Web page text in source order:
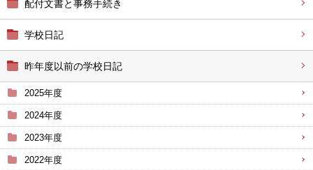
配付文書と事務手続き
学校日記
昨年度以前の学校日記
2025年度
2024年度
2023年度
2022年度